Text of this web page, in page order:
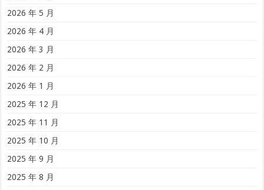
2026 年 5 月
2026 年 4 月
2026 年 3 月
2026 年 2 月
2026 年 1 月
2025 年 12 月
2025 年 11 月
2025 年 10 月
2025 年 9 月
2025 年 8 月